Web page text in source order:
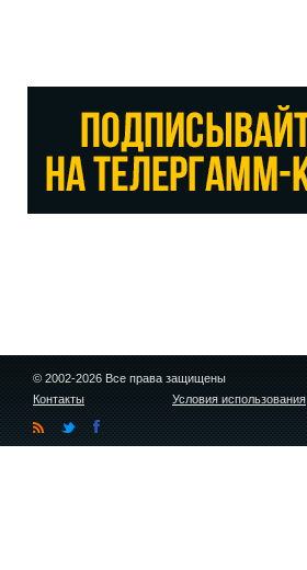
© 2002-2026 Все права защищены
Контакты
Условия использования